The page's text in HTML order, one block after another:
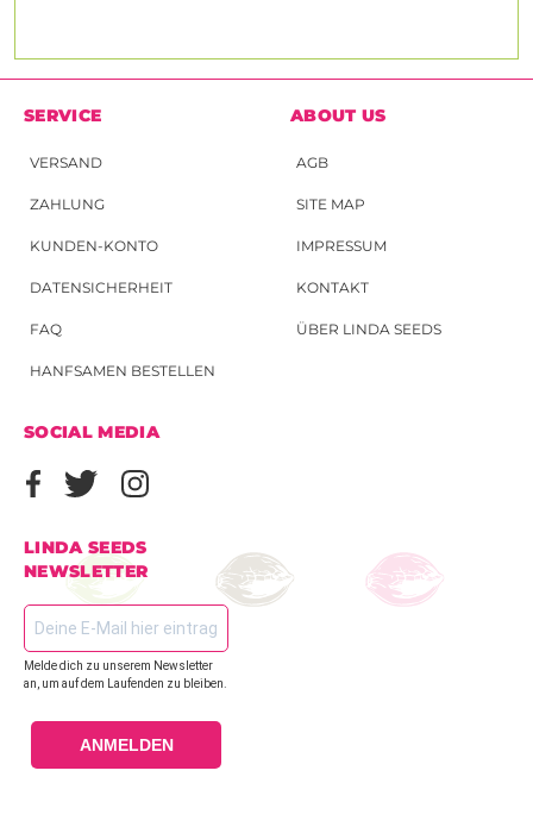
SERVICE
VERSAND
ZAHLUNG
KUNDEN-KONTO
DATENSICHERHEIT
FAQ
HANFSAMEN BESTELLEN
ABOUT US
AGB
SITE MAP
IMPRESSUM
KONTAKT
ÜBER LINDA SEEDS
SOCIAL MEDIA
LINDA SEEDS
NEWSLETTER
Melde dich zu unserem Newsletter
an, um auf dem Laufenden zu bleiben.
ANMELDEN